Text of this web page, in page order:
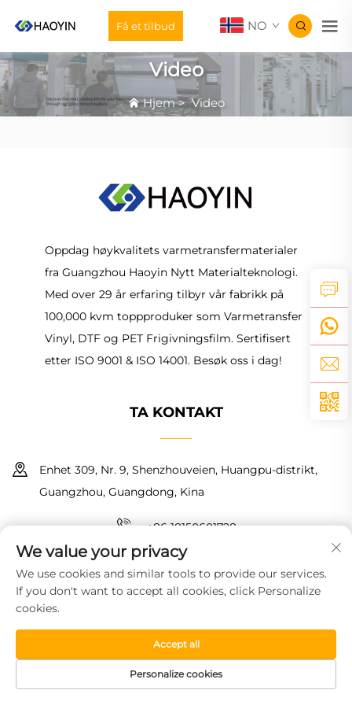
Få et tilbud NO
Video
Hjem>Video
Oppdag høykvalitets varmetransfermaterialer
fra Guangzhou Haoyin Nytt Materialteknologi.
Med over 29 år erfaring tilbyr vår fabrikk på
100,000 kvm toppproduker som Varmetransfer
Vinyl, DTF og PET Frigivningsfilm. Sertifisert
etter ISO 9001 & ISO 14001. Besøk oss i dag!
TA KONTAKT
Enhet 309, Nr. 9, Shenzhouveien, Huangpu-distrikt,
Guangzhou, Guangdong, Kina
+86 18150601728
[email protected]
Copyright © 2026 Guangzhou Haoyin New Material Technology
Co., Ltd. Alle rettigheter forbeholdt. Personvernpolicy
HJEM PRODUKTER GRATIS PRØVE TLF
We value your privacy
We use cookies and similar tools to provide our services.
If you don't want to accept all cookies, click Personalize
cookies.
Personalize cookies
Accept all